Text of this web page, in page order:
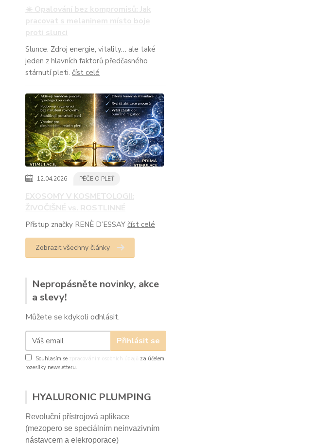
☀️ Opalování bez kompromisů: Jak
pracovat s melaninem místo boje
proti slunci
Slunce. Zdroj energie, vitality… ale také
jeden z hlavních faktorů předčasného
stárnutí pleti. číst celé
12.04.2026 PÉČE O PLEŤ
EXOSOMY V KOSMETOLOGII:
ŽIVOČIŠNÉ vs. ROSTLINNÉ
Přístup značky RENÈ D’ESSAY číst celé
Zobrazit všechny články
Nepropásněte novinky, akce
a slevy!
Můžete se kdykoli odhlásit.
Přihlásit se
Souhlasím se zpracováním osobních údajů
za účelem
rozesílky newsletteru.
HYALURONIC PLUMPING
Revoluční přístrojová aplikace
(mezopero se speciálním neinvazivním
nástavcem a elekroporace)